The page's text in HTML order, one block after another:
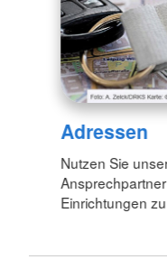
Adressen
Nutzen Sie
Einrichtungen